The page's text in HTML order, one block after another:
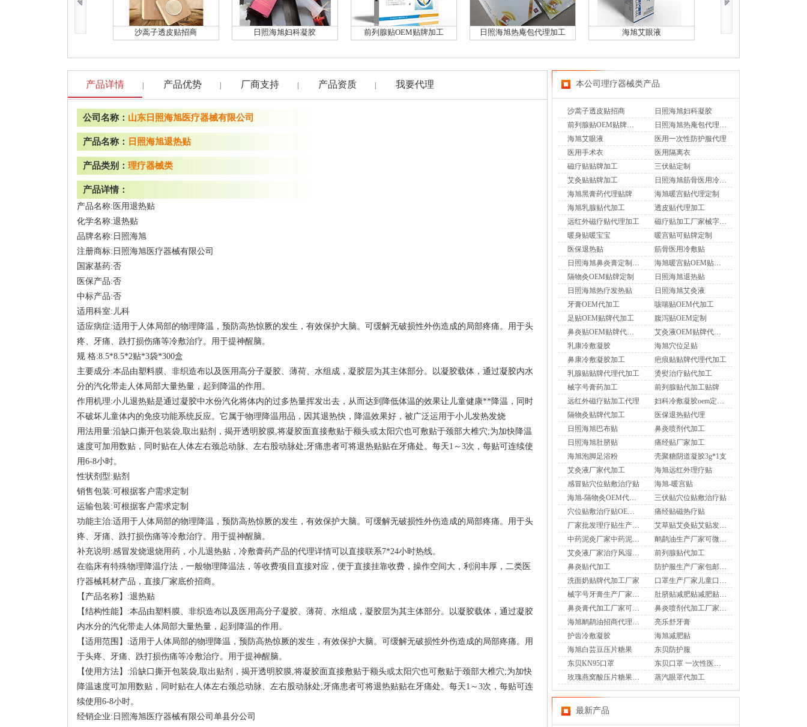
沙蒿子透皮贴招商 日照海旭妇科凝胶 前列腺贴OEM贴牌加工 日照海旭热庵包代理加工 海旭艾眼液 医用一次性防护服代理
产品详情 产品优势 厂商支持 产品资质 我要代理
公司名称： 山东日照海旭医疗器械有限公司
产品名称： 日照海旭退热贴
产品类别： 理疗器械类
产品详情：
产品名称:医用退热贴
化学名称:退热贴
品牌名称:日照海旭
注册商标:日照海旭医疗器械有限公司
国家基药:否
医保产品:否
中标产品:否
适用科室:儿科
适应病症:适用于人体局部的物理降温，预防高热惊厥的发生，有效保护大脑。可缓解无破损性外伤造成的局部疼痛。用于头
疼、牙痛、跌打损伤痛等冷敷治疗。用于提神醒脑。
规 格:8.5*8.5*2贴*3袋*300盒
主要成分:本品由塑料膜、非织造布以及医用高分子凝胶、薄荷、水组成，凝胶层为其主体部分。以凝胶载体，通过凝胶内水
分的汽化带走人体局部大量热量，起到降温的作用。
作用机理:小儿退热贴是通过凝胶中水份汽化将体内的过多热量挥发出去，从而达到降低体温的效果让儿童健康**降温，同时
不破坏儿童体内的免疫功能系统反应。它属于物理降温用品，因其退热快，降温效果好，被广泛运用于小儿发热发烧
用法用量:沿缺口撕开包装袋,取出贴剂，揭开透明胶膜,将凝胶面直接敷贴于额头或太阳穴也可敷贴于颈部大椎穴;为加快降温
速度可加用数贴，同时贴在人体左右颈总动脉、左右股动脉处;牙痛患者可将退热贴贴在牙痛处。每天1～3次，每贴可连续使
用6-8小时。
性状剂型:贴剂
销售包装:可根据客户需求定制
运输包装:可根据客户需求定制
功能主治:适用于人体局部的物理降温，预防高热惊厥的发生，有效保护大脑。可缓解无破损性外伤造成的局部疼痛。用于头
疼、牙痛、跌打损伤痛等冷敷治疗。用于提神醒脑。
补充说明:感冒发烧退烧用药，小儿退热贴，冷敷膏药产品的代理详情可以直接联系7*24小时热线。
在临床有特殊物理降温疗法，一般物理降温法，等收费项目直接对应，便于直接挂靠收费，操作空间大，利润丰厚，二类医
疗器械耗材产品，直接厂家底价招商。
【产品名称】:退热贴
【结构性能】:本品由塑料膜、非织造布以及医用高分子凝胶、薄荷、水组成，凝胶层为其主体部分。以凝胶载体，通过凝胶
内水分的汽化带走人体局部大量热量，起到降温的作用。
【适用范围】:适用于人体局部的物理降温，预防高热惊厥的发生，有效保护大脑。可缓解无破损性外伤造成的局部疼痛。用
于头疼、牙痛、跌打损伤痛等冷敷治疗。用于提神醒脑。
【使用方法】:沿缺口撕开包装袋,取出贴剂，揭开透明胶膜,将凝胶面直接敷贴于额头或太阳穴也可敷贴于颈部大椎穴;为加快
降温速度可加用数贴，同时贴在人体左右颈总动脉、左右股动脉处;牙痛患者可将退热贴贴在牙痛处。每天1～3次，每贴可连
续使用6-8小时。
经销企业:日照海旭医疗器械有限公司单县分公司
本公司理疗器械类产品
沙蒿子透皮贴招商
日照海旭妇科凝胶
前列腺贴OEM贴牌加工
日照海旭热庵包代理加工
海旭艾眼液
医用一次性防护服代理
医用手术衣
医用隔离衣
磁疗贴贴牌加工
三伏贴定制
艾灸贴贴牌加工
日照海旭筋骨医用冷敷贴
海旭黑膏药代理贴牌
海旭暖宫贴代理定制
海旭乳腺贴代加工
透皮贴代理加工
远红外磁疗贴代理加工
磁疗贴加工厂家械字号磁疗贴OEM贴牌
暖身贴暖宝宝
暖宫贴可贴牌定制
医保退热贴
筋骨医用冷敷贴
日照海旭鼻炎膏定制贴牌
海旭暖宫贴OEM贴牌定制
隔物灸OEM贴牌定制
日照海旭退热贴
日照海旭热疗发热贴
日照海旭艾灸液
牙膏OEM代加工
咳喘贴OEM代加工
足贴OEM贴牌代加工
腹泻贴OEM定制
鼻炎贴OEM贴牌代加工
艾灸液OEM贴牌代加工
乳康冷敷凝胶
海旭穴位足贴
鼻康冷敷凝胶加工
疤痕贴贴牌代理代加工
乳腺贴贴牌代理代加工
烫熨治疗贴代加工
械字号膏药加工
前列腺贴代加工贴牌
远红外磁疗贴加工代理
妇科冷敷凝胶oem定制加工
隔物灸贴牌代加工
医保退热贴代理
日照海旭巴布贴
鼻炎喷剂代加工
日照海旭肚脐贴
痛经贴厂家加工
海旭泡脚足浴粉
壳聚糖阴道凝胶3g*1支
艾灸液厂家代加工
海旭远红外理疗贴
感冒贴穴位贴敷治疗贴
海旭-暖宫贴
海旭-隔物灸OEM代加工
三伏贴穴位贴敷治疗贴
穴位贴敷治疗贴OEM代加工厂家
痛经贴磁热疗贴
厂家批发理疗贴生产膏药批发腰腿疼痛膏药oem
艾草贴艾灸贴艾贴发热贴定制自发热热敷
中药泥灸厂家中药泥灸贴牌加工
鸸鹋油生产厂家可微商渠道
艾灸液厂家治疗风湿骨病关节疼痛膏药贴厂家
前列腺贴代加工
鼻炎贴代加工
防护服生产厂家包邮开票防护服厂家可出口
洗面奶贴牌代加工厂家
口罩生产厂家儿童口罩生产厂家夏季专用口罩厂家批发
械字号牙膏生产厂家可贴牌定制美白去渍牙膏
肚脐贴减肥贴减肥贴生产厂家
鼻炎膏代加工厂家可来料加工贴牌定制厂家
鼻炎喷剂代加工厂家可提供配方来料加工生产
海旭鸸鹋油招商代理可贴牌
亮乐舒牙膏
护齿冷敷凝胶
海旭减肥贴
海旭白芸豆压片糖果
东贝防护服
东贝KN95口罩
东贝口罩 一次性医用外科口罩
玫瑰燕窝酸压片糖果生产厂家
蒸汽眼罩代加工
最新产品